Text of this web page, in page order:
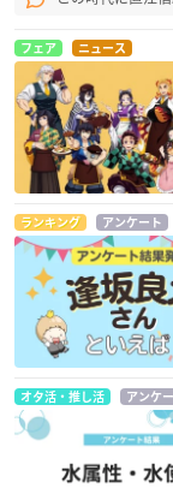
フェア ニュース
ランキング アンケート
オタ活・推し活 アンケ